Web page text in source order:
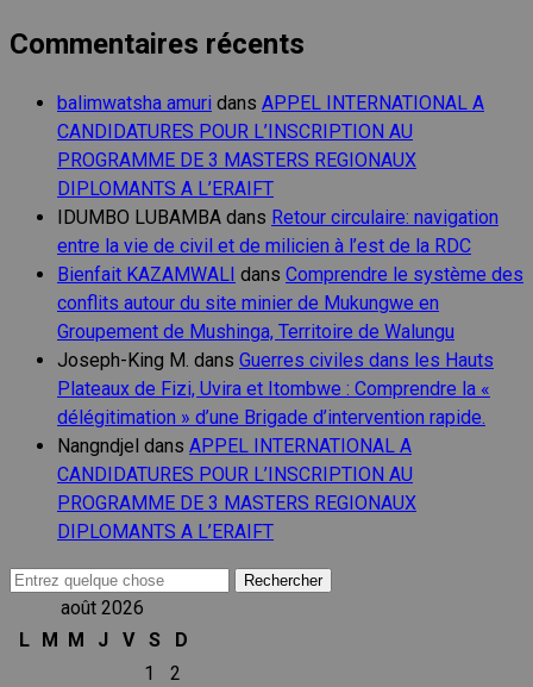
Commentaires récents
balimwatsha amuri dans APPEL INTERNATIONAL A
CANDIDATURES POUR L’INSCRIPTION AU
PROGRAMME DE 3 MASTERS REGIONAUX
DIPLOMANTS A L’ERAIFT
IDUMBO LUBAMBA dans Retour circulaire: navigation
entre la vie de civil et de milicien à l’est de la RDC
Bienfait KAZAMWALI dans Comprendre le système des
conflits autour du site minier de Mukungwe en
Groupement de Mushinga, Territoire de Walungu
Joseph-King M. dans Guerres civiles dans les Hauts
Plateaux de Fizi, Uvira et Itombwe : Comprendre la «
délégitimation » d’une Brigade d’intervention rapide.
Nangndjel dans APPEL INTERNATIONAL A
CANDIDATURES POUR L’INSCRIPTION AU
PROGRAMME DE 3 MASTERS REGIONAUX
DIPLOMANTS A L’ERAIFT
Recherche
août 2026
L
M M J V S
D
1
2